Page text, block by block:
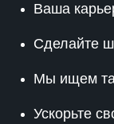
Ваша
Сделайте
Мы ищем
Ускорьте